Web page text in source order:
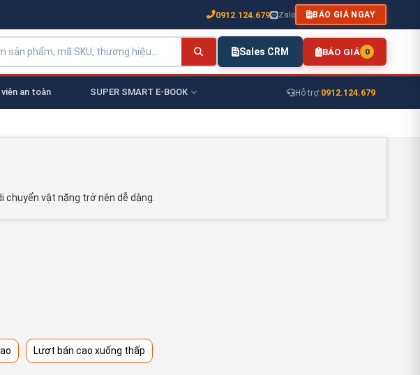
0912.124.679 Zalo BÁO GIÁ NGAY
Sales CRM BÁO GIÁ 0
an toàn SUPER SMART E-BOOK Hỗ trợ:0912.124.679
chuyển vật nặng trở nên dễ dàng.
Lượt bán cao xuống thấp